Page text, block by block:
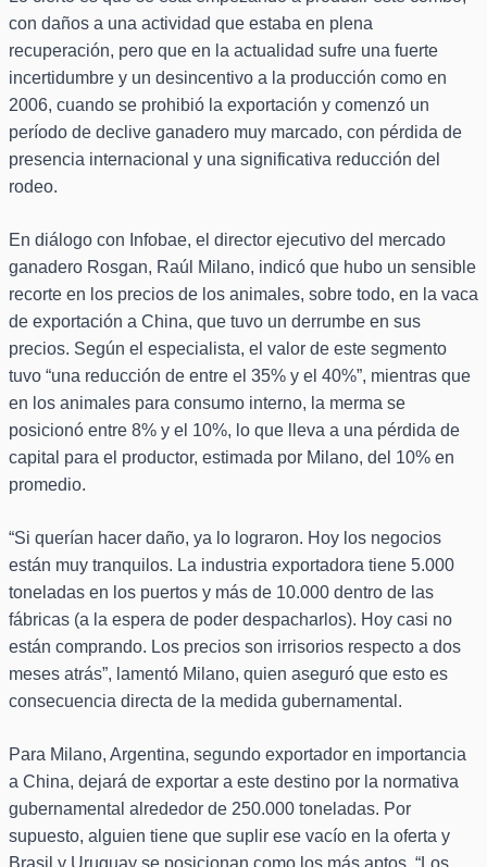
con daños a una actividad que estaba en plena
recuperación, pero que en la actualidad sufre una fuerte
incertidumbre y un desincentivo a la producción como en
2006, cuando se prohibió la exportación y comenzó un
período de declive ganadero muy marcado, con pérdida de
presencia internacional y una significativa reducción del
rodeo.
En diálogo con Infobae, el director ejecutivo del mercado
ganadero Rosgan, Raúl Milano, indicó que hubo un sensible
recorte en los precios de los animales, sobre todo, en la vaca
de exportación a China, que tuvo un derrumbe en sus
precios. Según el especialista, el valor de este segmento
tuvo “una reducción de entre el 35% y el 40%”, mientras que
en los animales para consumo interno, la merma se
posicionó entre 8% y el 10%, lo que lleva a una pérdida de
capital para el productor, estimada por Milano, del 10% en
promedio.
“Si querían hacer daño, ya lo lograron. Hoy los negocios
están muy tranquilos. La industria exportadora tiene 5.000
toneladas en los puertos y más de 10.000 dentro de las
fábricas (a la espera de poder despacharlos). Hoy casi no
están comprando. Los precios son irrisorios respecto a dos
meses atrás”, lamentó Milano, quien aseguró que esto es
consecuencia directa de la medida gubernamental.
Para Milano, Argentina, segundo exportador en importancia
a China, dejará de exportar a este destino por la normativa
gubernamental alrededor de 250.000 toneladas. Por
supuesto, alguien tiene que suplir ese vacío en la oferta y
Brasil y Uruguay se posicionan como los más aptos. “Los